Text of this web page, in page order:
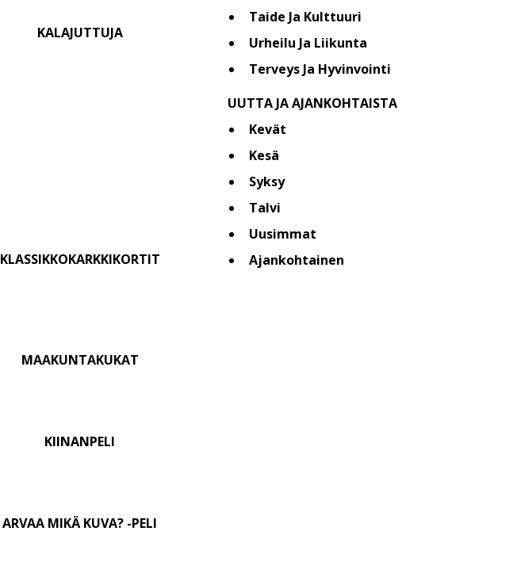
KALAJUTTUJA
KLASSIKKOKARKKIKORTIT
MAAKUNTAKUKAT
KIINANPELI
ARVAA MIKÄ KUVA? -PELI
Taide Ja Kulttuuri
Urheilu Ja Liikunta
Terveys Ja Hyvinvointi
UUTTA JA AJANKOHTAISTA
Kevät
Kesä
Syksy
Talvi
Uusimmat
Ajankohtainen